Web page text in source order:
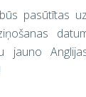
pasūtītas
jauno